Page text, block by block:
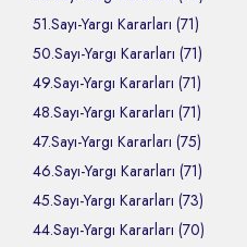
51.Sayı-Yargı Kararları (71)
50.Sayı-Yargı Kararları (71)
49.Sayı-Yargı Kararları (71)
48.Sayı-Yargı Kararları (71)
47.Sayı-Yargı Kararları (75)
46.Sayı-Yargı Kararları (71)
45.Sayı-Yargı Kararları (73)
44.Sayı-Yargı Kararları (70)